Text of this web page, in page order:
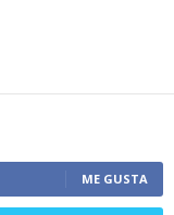
ME GUSTA